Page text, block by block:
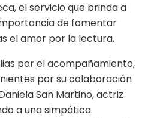
el servicio que brinda a
de fomentar
el amor por la lectura.
por el acompañamiento,
por su colaboración
San Martino, actriz
a una simpática